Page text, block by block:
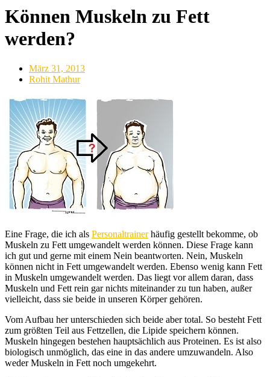
Können Muskeln zu Fett
werden?
März 31, 2013
Rohit Mathur
Eine Frage, die ich als Personaltrainerhäufig gestellt bekomme, ob
Muskeln zu Fett umgewandelt werden können. Diese Frage kann
ich gut und gerne mit einem Nein beantworten. Nein, Muskeln
können nicht in Fett umgewandelt werden. Ebenso wenig kann Fett
in Muskeln umgewandelt werden. Das liegt vor allem daran, dass
Muskeln und Fett rein gar nichts miteinander zu tun haben, außer
vielleicht, dass sie beide in unseren Körper gehören.
Vom Aufbau her unterschieden sich beide aber total. So besteht Fett
zum größten Teil aus Fettzellen, die Lipide speichern können.
Muskeln hingegen bestehen hauptsächlich aus Proteinen. Es ist also
biologisch unmöglich, das eine in das andere umzuwandeln. Also
weder Muskeln in Fett noch umgekehrt.